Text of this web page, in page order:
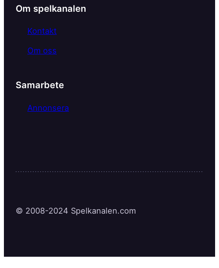
k
Om spelkanalen
Kontakt
Om oss
Samarbete
Annonsera
© 2008-2024 Spelkanalen.com